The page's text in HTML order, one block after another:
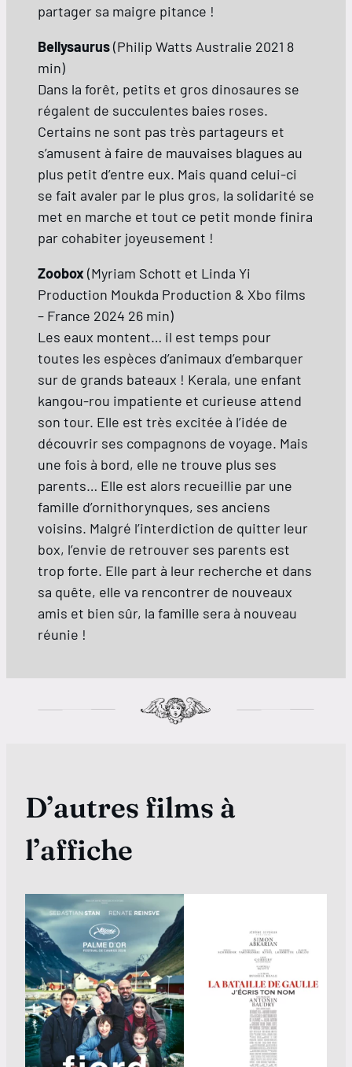
partager sa maigre pitance !
Bellysaurus(Philip Watts Australie 2021 8
min)
Dans la forêt, petits et gros dinosaures se
régalent de succulentes baies roses.
Certains ne sont pas très partageurs et
s’amusent à faire de mauvaises blagues au
plus petit d’entre eux. Mais quand celui-ci
se fait avaler par le plus gros, la solidarité se
met en marche et tout ce petit monde finira
par cohabiter joyeusement !
Zoobox (Myriam Schott et Linda Yi
Production Moukda Production & Xbo films
– France 2024 26 min)
Les eaux montent… il est temps pour
toutes les espèces d’animaux d’embarquer
sur de grands bateaux ! Kerala, une enfant
kangou-rou impatiente et curieuse attend
son tour. Elle est très excitée à l’idée de
découvrir ses compagnons de voyage. Mais
une fois à bord, elle ne trouve plus ses
parents… Elle est alors recueillie par une
famille d’ornithorynques, ses anciens
voisins. Malgré l’interdiction de quitter leur
box, l’envie de retrouver ses parents est
trop forte. Elle part à leur recherche et dans
sa quête, elle va rencontrer de nouveaux
amis et bien sûr, la famille sera à nouveau
réunie !
D’autres films à
l’affiche